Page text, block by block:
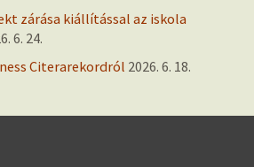
zárása kiállítással az iskola
6. 24.
Citerarekordról 2026. 6. 18.